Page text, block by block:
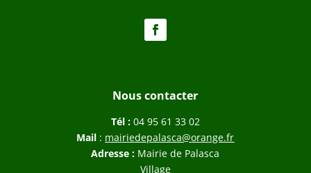
Nous contacter
Tél : 04 95 61 33 02
Mail : mairiedepalasca@orange.fr
Adresse : Mairie de Palasca
Village